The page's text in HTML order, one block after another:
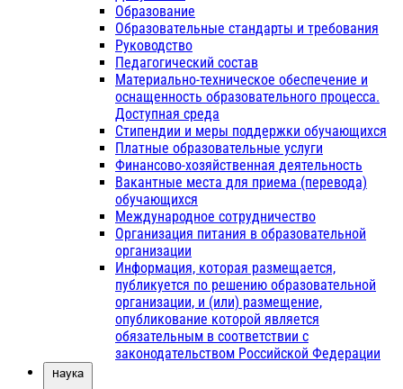
Образование
Образовательные стандарты и требования
Руководство
Педагогический состав
Материально-техническое обеспечение и
оснащенность образовательного процесса.
Доступная среда
Стипендии и меры поддержки обучающихся
Платные образовательные услуги
Финансово-хозяйственная деятельность
Вакантные места для приема (перевода)
обучающихся
Международное сотрудничество
Организация питания в образовательной
организации
Информация, которая размещается,
публикуется по решению образовательной
организации, и (или) размещение,
опубликование которой является
обязательным в соответствии с
законодательством Российской Федерации
Наука